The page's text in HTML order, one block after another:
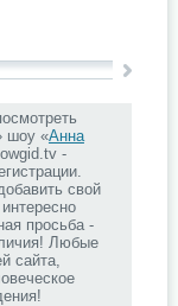
шоу «Анна
-
свой
просьба -
Любые
сайта,